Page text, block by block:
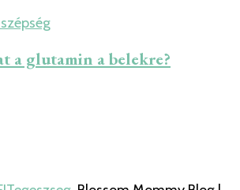
a glutamin a belekre?